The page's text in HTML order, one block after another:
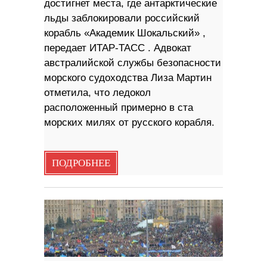
достигнет места, где антарктические
льды заблокировали российский
корабль «Академик Шокальский» ,
передает ИТАР-ТАСС . Адвокат
австралийской службы безопасности
морского судоходства Лиза Мартин
отметила, что ледокол
расположенный примерно в ста
морских милях от русского корабля.
ПОДРОБНЕЕ